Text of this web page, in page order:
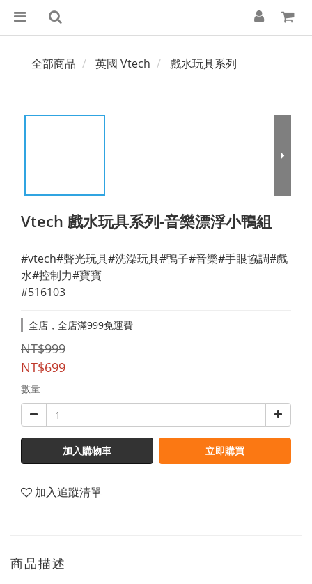
全部商品 英國 Vtech 戲水玩具系列
Vtech 戲水玩具系列-音樂漂浮小鴨組
#vtech#聲光玩具#洗澡玩具#鴨子#音樂#手眼協調#戲
水#控制力#寶寶
#516103
全店，全店滿999免運費
NT$999
NT$699
數量
加入購物車 立即購買
加入追蹤清單
商品描述